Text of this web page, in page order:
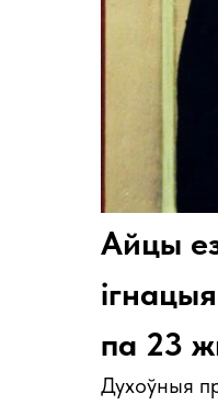
Айцы
па 23
Духоўныя